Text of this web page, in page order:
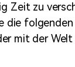
Zeit zu
die
mit der